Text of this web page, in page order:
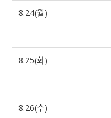
8.24(월)
8.25(화)
8.26(수)